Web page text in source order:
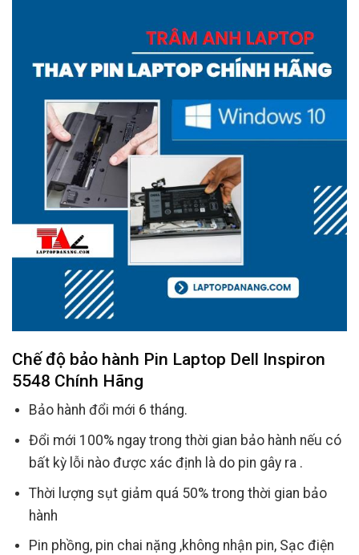
Chế độ bảo hành Pin Laptop Dell Inspiron
5548 Chính Hãng
Bảo hành đổi mới 6 tháng.
Đổi mới 100% ngay trong thời gian bảo hành nếu có
bất kỳ lỗi nào được xác định là do pin gây ra .
Thời lượng sụt giảm quá 50% trong thời gian bảo
hành
Pin phồng, pin chai nặng ,không nhận pin, Sạc điện